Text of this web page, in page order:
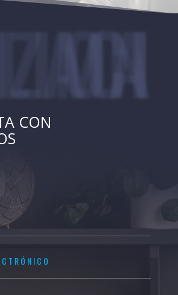
CLIMATIZACION
CON